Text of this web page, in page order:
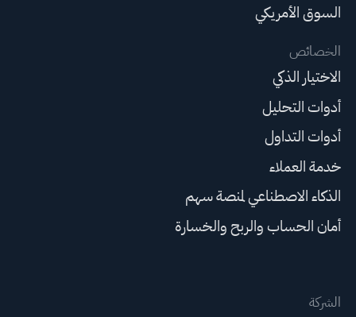
السوق الأمريكي
الخصائص
الاختيار الذكي
أدوات التحليل
أدوات التداول
خدمة العملاء
الذكاء الاصطناعي لمنصة سهم
أمان الحساب والربح والخسارة
الشركة